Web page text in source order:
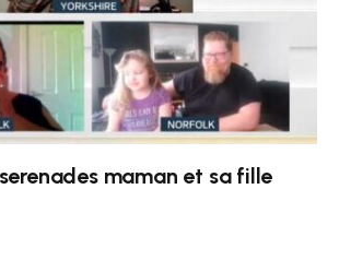
maman et sa fille